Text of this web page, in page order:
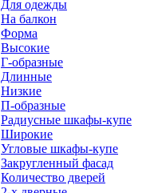
Для одежды
На балкон
Форма
Высокие
Г-образные
Длинные
Низкие
П-образные
Радиусные шкафы-купе
Широкие
Угловые шкафы-купе
Закругленный фасад
Количество дверей